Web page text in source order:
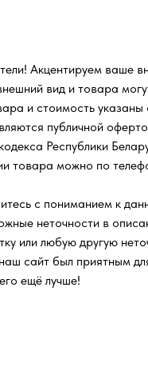
Акцентируем ваше
вид и товара
и стоимость указаны
публичной
Республики
товара можно по
с пониманием к
неточности в
или любую другую
сайт был приятным
ещё лучше!